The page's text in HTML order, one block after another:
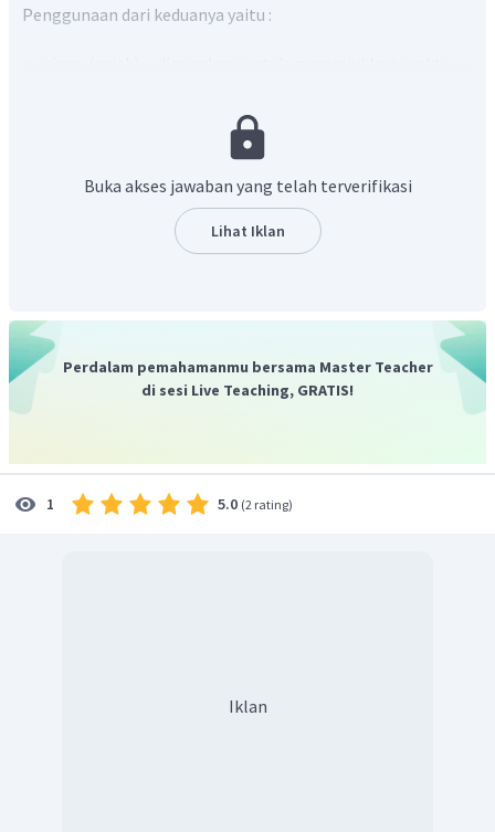
Penggunaan dari keduanya yaitu :
diikuti dengan keterangan waktu secara spesifik.
(selama) : digunakan untuk menunjukkan periode
Arti dari kalimat pada soal adalah "Dia sudah tidur ____ dua
demikian, kalimat pada soal menjadi "
She has slept for two
hours
Jadi, jawaban yang tepat adalahfor.
Buka akses jawaban yang telah terverifikasi
Lihat Iklan
Perdalam pemahamanmu bersama Master Teacher
di sesi Live Teaching, GRATIS!
1 5.0 (2 rating)
Iklan